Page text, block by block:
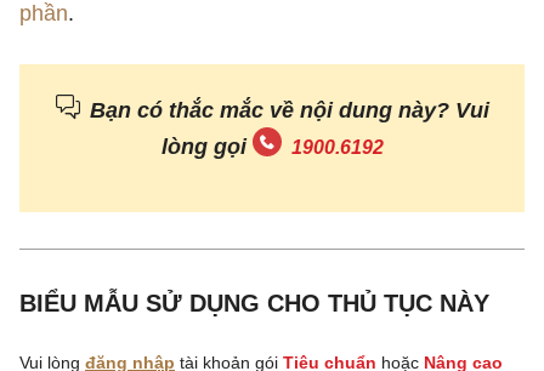
phần.
Bạn có thắc mắc về nội dung này? Vui
lòng gọi
1900.6192
BIỂU MẪU SỬ DỤNG CHO THỦ TỤC NÀY
Vui lòng đăng nhập tài khoản gói Tiêu chuẩn hoặc Nâng cao